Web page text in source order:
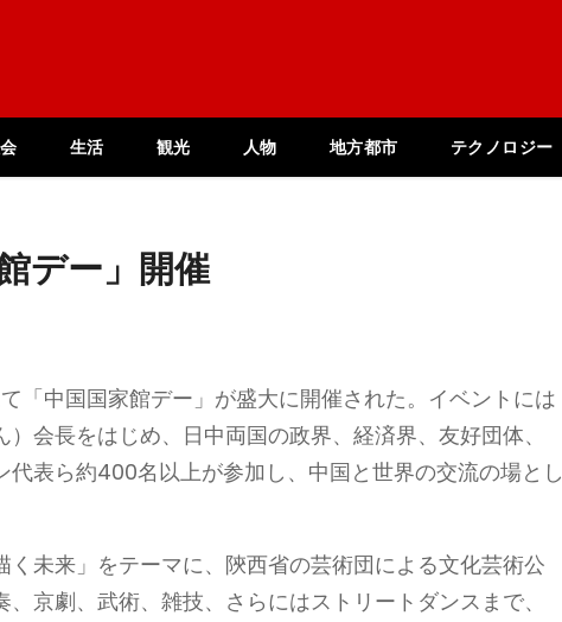
生活 観光 人物 地方都市 テクノロジー
デー」開催
「中国国家館デー」が盛大に開催された。イベントには
会長をはじめ、日中両国の政界、経済界、友好団体、
表ら約400名以上が参加し、中国と世界の交流の場とし
未来」をテーマに、陝西省の芸術団による文化芸術公
京劇、武術、雑技、さらにはストリートダンスまで、